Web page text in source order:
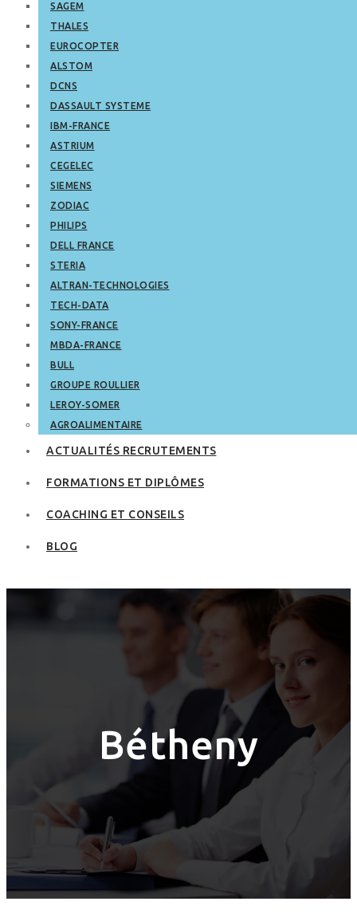
SAGEM
THALES
EUROCOPTER
ALSTOM
DCNS
DASSAULT SYSTEME
IBM-FRANCE
ASTRIUM
CEGELEC
SIEMENS
ZODIAC
PHILIPS
DELL FRANCE
STERIA
ALTRAN-TECHNOLOGIES
TECH-DATA
SONY-FRANCE
MBDA-FRANCE
BULL
GROUPE ROULLIER
LEROY-SOMER
AGROALIMENTAIRE
ACTUALITÉS RECRUTEMENTS
FORMATIONS ET DIPLÔMES
COACHING ET CONSEILS
BLOG
Bétheny